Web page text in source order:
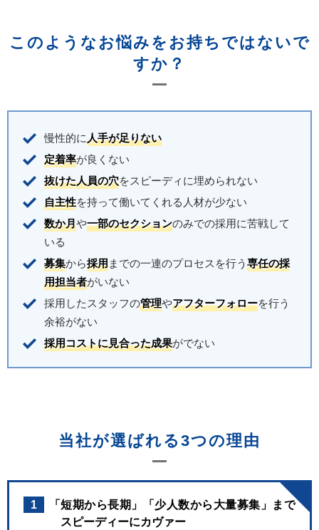
このようなお悩みをお持ちではないで
すか？
慢性的に人手が足りない
定着率が良くない
抜けた人員の穴をスピーディに埋められない
自主性を持って働いてくれる人材が少ない
数か月や一部のセクションのみでの採用に苦戦して
いる
募集から採用までの一連のプロセスを行う 専任の採
用担当者がいない
採用したスタッフの管理やアフターフォローを行う
余裕がない
採用コストに見合った成果がでない
当社が選ばれる3つの理由
1
「短期から長期」「少人数から大量募集」まで
スピーディーにカヴァー